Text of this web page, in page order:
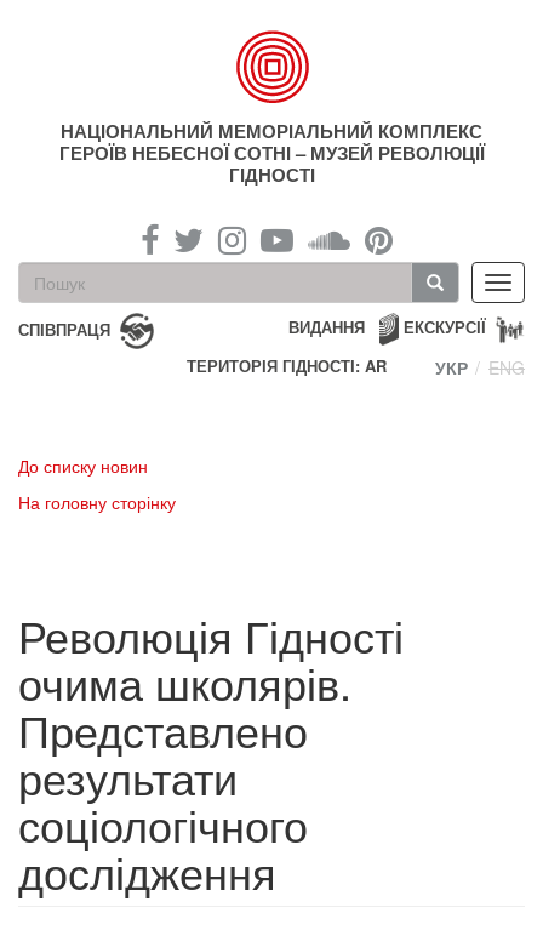
НАЦІОНАЛЬНИЙ МЕМОРІАЛЬНИЙ КОМПЛЕКС
ГЕРОЇВ НЕБЕСНОЇ СОТНІ – МУЗЕЙ РЕВОЛЮЦІЇ
ГІДНОСТІ
Пошукова
форма
Пошук
СПІВПРАЦЯ ЕКСКУРСІЇ
ВИДАННЯ
ТЕРИТОРІЯ ГІДНОСТІ: AR
УКР ENG
До списку новин
На головну сторінку
Революція Гідності
очима школярів.
Представлено
результати
соціологічного
дослідження